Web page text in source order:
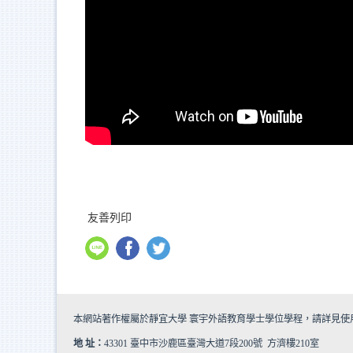
友善列印
本網站著作權屬於靜宜大學 寰宇外語教育學士學位學程，請詳見使
地 址： 43301 臺中市沙鹿區臺灣大道7段200號 方濟樓210室